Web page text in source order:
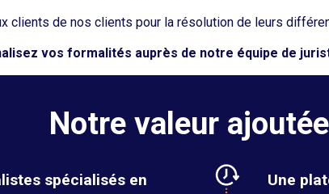
clients de nos clients pour la résolution de leurs
vos formalités auprès de notre équipe de
Notre valeur ajoutée
spécialisés en
Une